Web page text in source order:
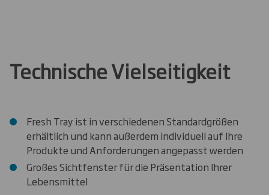
Technische Vielseitigkeit
Fresh Tray ist in verschiedenen Standardgrößen
erhältlich und kann außerdem individuell auf Ihre
Produkte und Anforderungen angepasst werden
Großes Sichtfenster für die Präsentation Ihrer
Lebensmittel